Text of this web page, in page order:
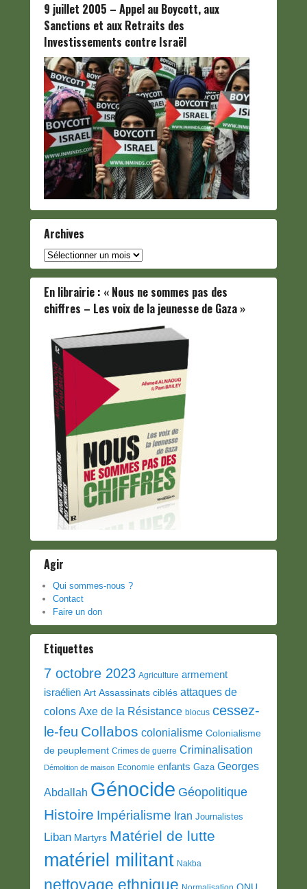
9 juillet 2005 – Appel au Boycott, aux
Sanctions et aux Retraits des
Investissements contre Israël
Archives
Archives
En librairie : « Nous ne sommes pas des
chiffres – Les voix de la jeunesse de Gaza »
Agir
Qui sommes-nous ?
Contact
Faire un don
Etiquettes
7 octobre 2023 Agriculture armement
israélien Art Assassinats ciblés attaques de
colons Axe de la Résistance blocus cessez-
le-feu Collabos colonialisme Colonialisme
de peuplement Crimes de guerre Criminalisation
Démolition de maison Economie enfants Gaza Georges
Abdallah Génocide Géopolitique
Histoire Impérialisme Iran Journalistes
Liban Martyrs Matériel de lutte
matériel militant Nakba
nettoyage ethnique